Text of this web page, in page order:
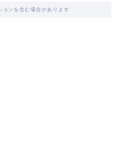
ョンを含む場合があります